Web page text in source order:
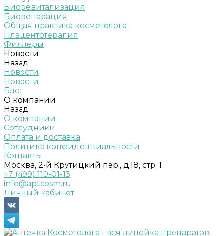
Биоревитализация
Биорепарация
Общая практика косметолога
Плацентотерапия
Филлеры
Новости
Назад
Новости
Новости
Блог
О компании
Назад
О компании
Сотрудники
Оплата и доставка
Политика конфиденциальности
Контакты
Москва, 2-й Крутицкий пер., д.18, стр. 1
+7 (499) 110-01-13
info@aptcosm.ru
Личный кабинет